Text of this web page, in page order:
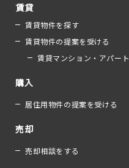
賃貸
賃貸物件を探す
賃貸物件の提案を受ける
賃貸マンション・アパート
購入
居住用物件の提案を受ける
売却
売却相談をする